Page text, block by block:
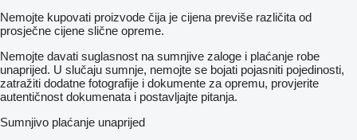
Befestigungspunkte im Dachrahmen
Thorax-Pelvis-Sidebag Beifahrer
Stoff Caluma schwarz
abschließbares Handschuhfach
LED-Lichtband im Laderaum
Komfort-Dachbedieneinheit
Beifahrersitz Zweisitzer
Nemojte kupovati proizvode čija je cijena previše različita od
prosječne cijene slične opreme.
Nemojte davati suglasnost na sumnjive zaloge i plaćanje robe
unaprijed. U slučaju sumnje, nemojte se bojati pojasniti pojedinosti,
zatražiti dodatne fotografije i dokumente za opremu, provjerite
autentičnost dokumenata i postavljajte pitanja.
Sumnjivo plaćanje unaprijed